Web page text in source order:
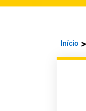
Início